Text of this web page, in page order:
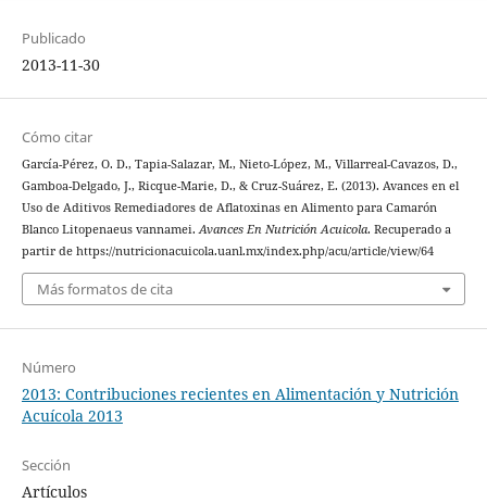
Publicado
2013-11-30
Cómo citar
García-Pérez, O. D., Tapia-Salazar, M., Nieto-López, M., Villarreal-Cavazos, D.,
Gamboa-Delgado, J., Ricque-Marie, D., & Cruz-Suárez, E. (2013). Avances en el
Uso de Aditivos Remediadores de Aflatoxinas en Alimento para Camarón
Blanco Litopenaeus vannamei.Avances En Nutrición Acuicola. Recuperado a
partir de https://nutricionacuicola.uanl.mx/index.php/acu/article/view/64
Más formatos de cita
Número
2013: Contribuciones recientes en Alimentación y Nutrición
Acuícola 2013
Sección
Artículos